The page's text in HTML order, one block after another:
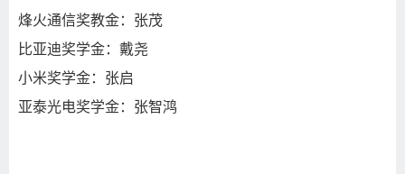
烽火通信奖教金：张茂
比亚迪奖学金：戴尧
小米奖学金：张启
亚泰光电奖学金：张智鸿